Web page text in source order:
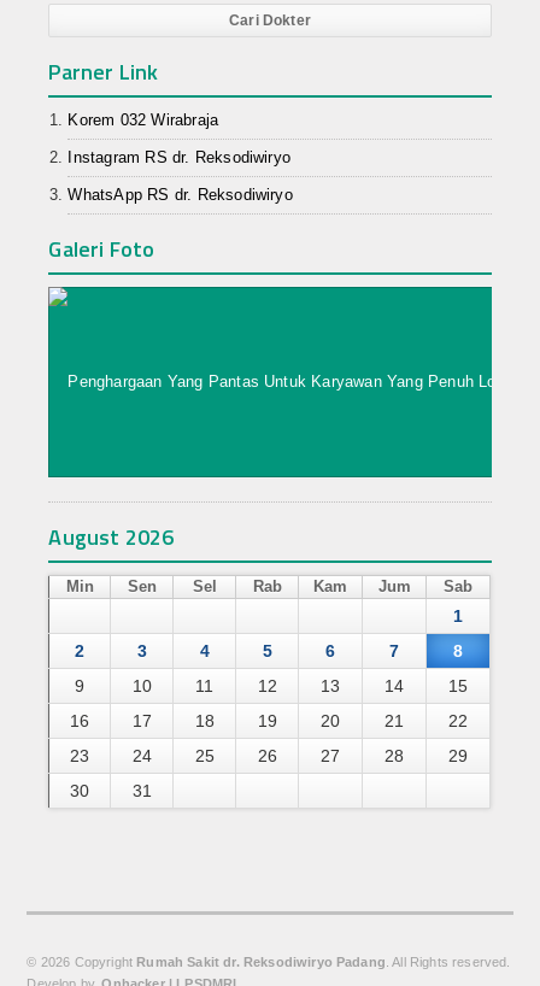
Tarif Rawat Inap
Pendaftaran Online
Petunjuk Pendaftaran Online
Survey Kepuasan
FORM SURVEY KEPUASAN
Galery Kegiatan Rumah Sakit
Laporan Mutu
Indikator Mutu Tahun 2022
PARAMATER KINERJA
TAHUN 2018
10 Penyakit Terbanyak RANAP
Cari Dokter
Parner Link
Korem 032 Wirabraja
Instagram RS dr. Reksodiwiryo
WhatsApp RS dr. Reksodiwiryo
Galeri Foto
August 2026
Min Sen Sel Rab Kam Jum Sab
1
2
3 4 5 6 7
8
9
10 11 12 13 14
15
16
17 18 19 20 21
22
23
24 25 26 27 28
29
30
31
© 2026 Copyright Rumah Sakit dr. Reksodiwiryo Padang . All Rights reserved.